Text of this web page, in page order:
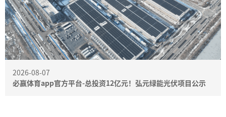
2026-08-07
必赢体育app官方平台-总投资12亿元！弘元绿能光伏项目公示